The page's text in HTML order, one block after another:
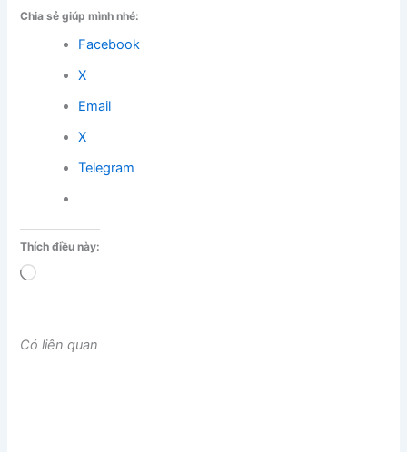
Chia sẻ giúp mình nhé:
Facebook
X
Email
X
Telegram
Thích điều này:
Đang
Có liên quan